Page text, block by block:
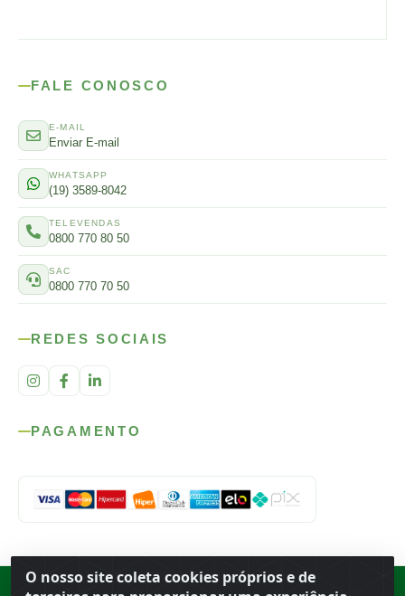
O nosso site coleta cookies próprios e de
FALE CONOSCO
E-MAIL
Enviar E-mail
WHATSAPP
(19) 3589-8042
TELEVENDAS
0800 770 80 50
SAC
0800 770 70 50
REDES SOCIAIS
PAGAMENTO
Rod. SP-215, s/n, km 98 — Área Rural ·BR · CEP